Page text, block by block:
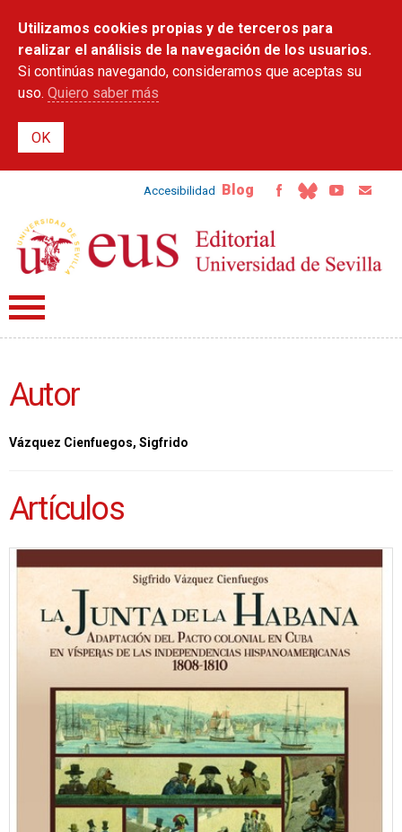
contenido
principal
Utilizamos cookies propias y de terceros para
realizar el análisis de la navegación de los usuarios.
Si continúas navegando, consideramos que aceptas su
uso. Quiero saber más
Accesibilidad Blog
Autor
Vázquez Cienfuegos, Sigfrido
Artículos